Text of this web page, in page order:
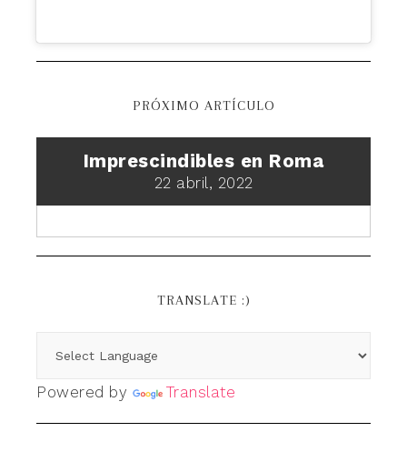
PRÓXIMO ARTÍCULO
Imprescindibles en Roma
22 abril, 2022
TRANSLATE :)
Powered by Translate